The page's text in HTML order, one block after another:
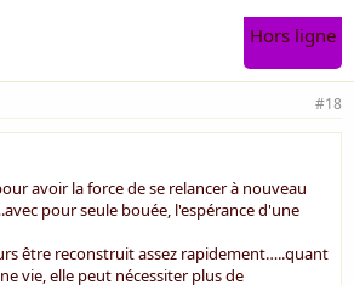
Hors ligne
#18
avoir la force de se relancer à nouveau
pour seule bouée, l'espérance d'une
être reconstruit assez rapidement…..quant
vie, elle peut nécessiter plus de